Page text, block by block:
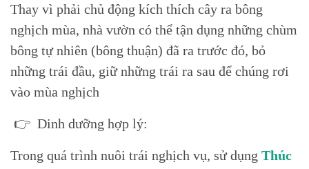
Thay vì phải chủ động kích thích cây ra bông
nghịch mùa, nhà vườn có thể tận dụng những chùm
bông tự nhiên (bông thuận) đã ra trước đó, bỏ
những trái đầu, giữ những trái ra sau để chúng rơi
vào mùa nghịch
👉 Dinh dưỡng hợp lý:
Trong quá trình nuôi trái nghịch vụ, sử dụng Thúc